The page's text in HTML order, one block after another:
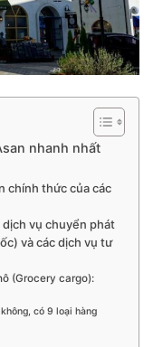
nhanh nhất
chính thức của các
dịch vụ chuyển phát
và các dịch vụ tư
(Grocery cargo):
có 9 loại hàng